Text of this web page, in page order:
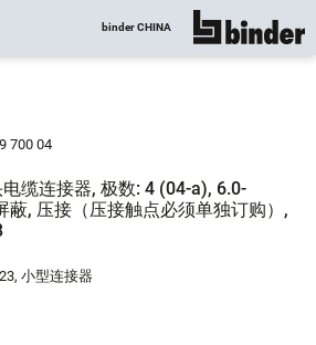
binder CHINA 显示所有
700 04
缆连接器, 极数: 4 (04-a), 6.0-
蔽, 压接（压接触点必须单独订购）,
小型连接器